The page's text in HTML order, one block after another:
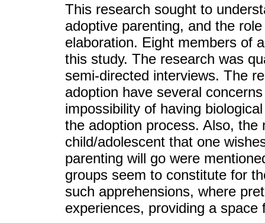
This research sought to
adoptive parenting, and the
elaboration. Eight members of
this study. The research was
semi-directed interviews. The
adoption have several
impossibility of having
the adoption process. Also,
child/adolescent that one
parenting will go were
groups seem to constitute for
such apprehensions, where
experiences, providing a